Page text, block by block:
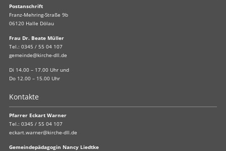
Postanschrift
Franz-Mehring-Straße 9b
06120 Halle Dölau
Frau Dr. Beate Müller
Tel.: 0345 / 55 04 107
gemeinde@kirche-dll.de
Di 14.00 – 17.00 Uhr und
Do 12.00 – 15.00 Uhr
Kontakte
Pfarrer Eckart Warner
Tel.: 0345 / 55 04 107
eckart.warner@kirche-dll.de
Gemeindepädagogin Nancy Liedtke